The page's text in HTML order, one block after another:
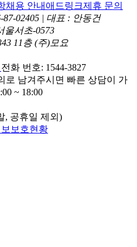
채용 안내 애드링크제휴 문의
02405 | 대표 : 안동건
울서초-0573
11층 (주)모요
전화 번호: 1544-3827
로 남겨주시면 빠른 상담이 가
~ 18:00
, 공휴일 제외)
보보호현황